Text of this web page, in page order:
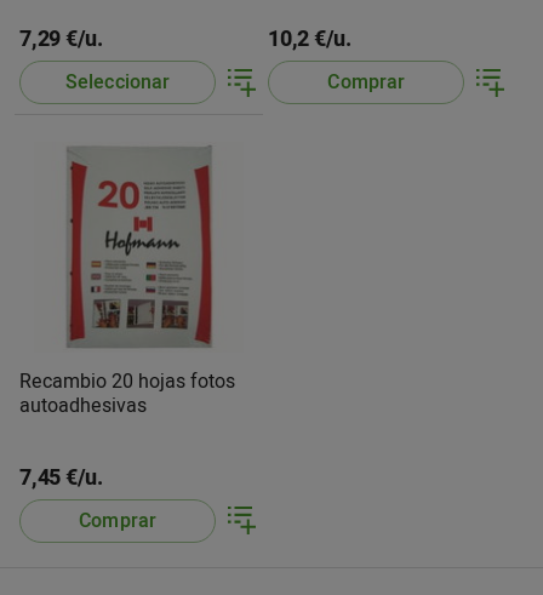
7,29 €/u.
Seleccionar
10,2 €/u.
Comprar
Recambio 20 hojas fotos
autoadhesivas
7,45 €/u.
Comprar